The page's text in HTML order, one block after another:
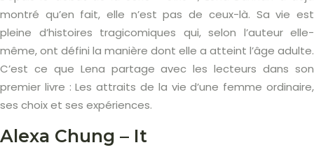
montré qu’en fait, elle n’est pas de ceux-là. Sa vie est
pleine d’histoires tragicomiques qui, selon l’auteur elle-
même, ont défini la manière dont elle a atteint l’âge adulte.
C’est ce que Lena partage avec les lecteurs dans son
premier livre : Les attraits de la vie d’une femme ordinaire,
ses choix et ses expériences.
Alexa Chung – It